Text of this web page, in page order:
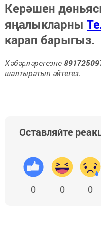
Керәшен
яңалыкларны
карап барыгыз.
Хәбәрләрегезне
шалтыратып әйтегез.
Оставляйте
0 0 0